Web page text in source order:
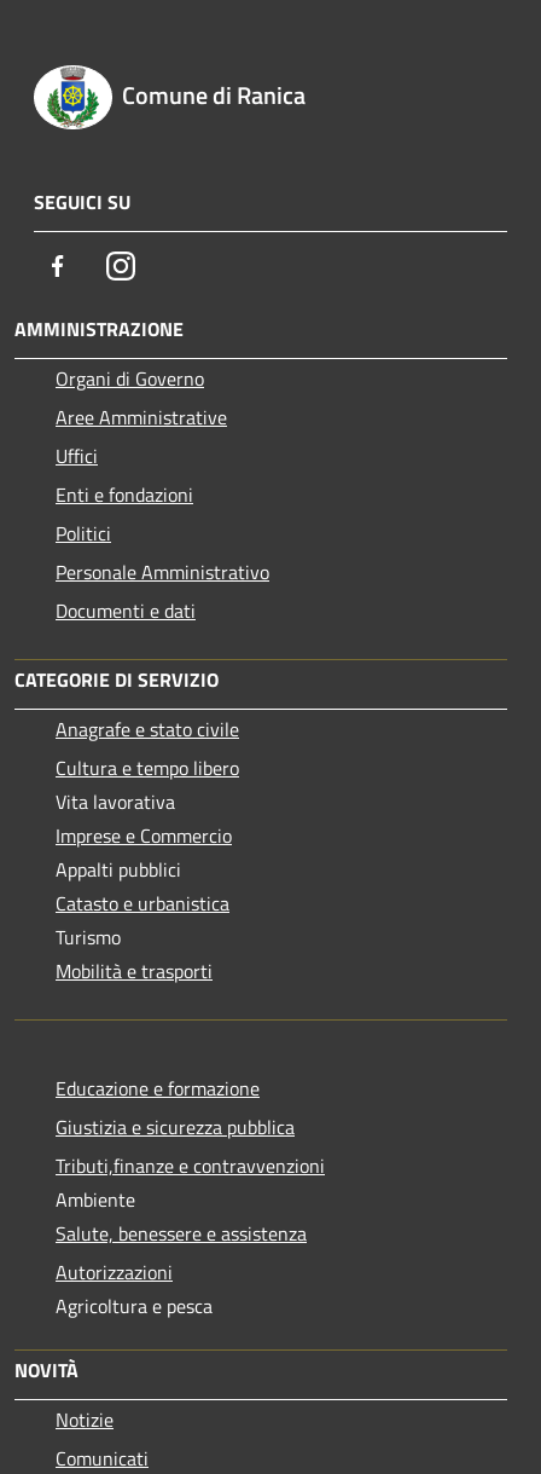
Comune di Ranica
SEGUICI SU
FacebookInstagram
AMMINISTRAZIONE
Organi di Governo
Aree Amministrative
Uffici
Enti e fondazioni
Politici
Personale Amministrativo
Documenti e dati
CATEGORIE DI SERVIZIO
Anagrafe e stato civile
Cultura e tempo libero
Vita lavorativa
Imprese e Commercio
Appalti pubblici
Catasto e urbanistica
Turismo
Mobilità e trasporti
Educazione e formazione
Giustizia e sicurezza pubblica
Tributi,finanze e contravvenzioni
Ambiente
Salute, benessere e assistenza
Autorizzazioni
Agricoltura e pesca
NOVITÀ
Notizie
Comunicati